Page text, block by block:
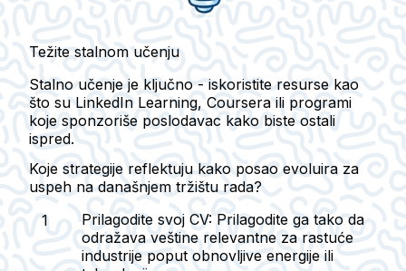
Težite stalnom učenju
Stalno učenje je ključno - iskoristite resurse kao
što su LinkedIn Learning, Coursera ili programi
koje sponzoriše poslodavac kako biste ostali
ispred.
Koje strategije reflektuju kako posao evoluira za
uspeh na današnjem tržištu rada?
Prilagodite svoj CV: Prilagodite ga tako da
odražava veštine relevantne za rastuće
industrije poput obnovljive energije ili